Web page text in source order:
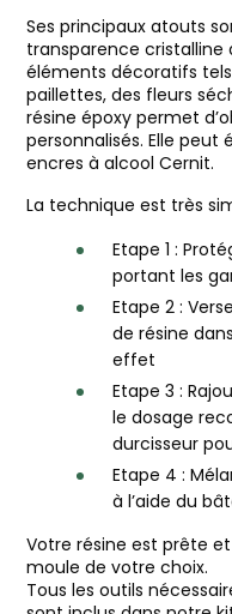
Ses principaux atouts
transparence cristalline
éléments décoratifs
paillettes, des fleurs
résine époxy permet
personnalisés. Elle peut
encres à alcool Cernit.
La technique est très
Etape 1 :
portant les
Etape 2 :
de résine
effet
Etape 3 :
le dosage
durcisseur
Etape 4 :
à l’aide du
Votre résine est prête
moule de votre choix.
Tous les outils